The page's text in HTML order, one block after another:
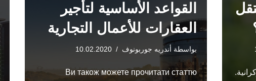
القواعد الأساسية لتأجير
العقارات للأعمال التجارية
بواسطة أندريه جوربونوف 10.02.2020
Ви також можете прочитати статтю